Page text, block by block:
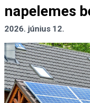
napelemes
2026. június 12.